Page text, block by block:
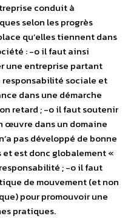
conduit à
selon les progrès
qu’elles tiennent dans
: -o il faut ainsi
une entreprise partant
responsabilité sociale et
dans une démarche
retard ; -o il faut soutenir
œuvre dans un domaine
pas développé de bonne
est donc globalement «
; -o il faut
de mouvement (et non
pour promouvoir une
pratiques.